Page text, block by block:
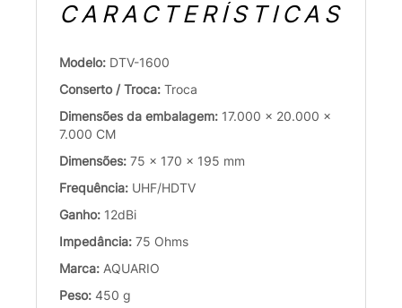
CARACTERÍSTICAS
Modelo: DTV-1600
Conserto / Troca: Troca
Dimensões da embalagem: 17.000 x 20.000 x
7.000 CM
Dimensões: 75 x 170 x 195 mm
Frequência: UHF/HDTV
Ganho: 12dBi
Impedância: 75 Ohms
Marca: AQUARIO
Peso: 450 g